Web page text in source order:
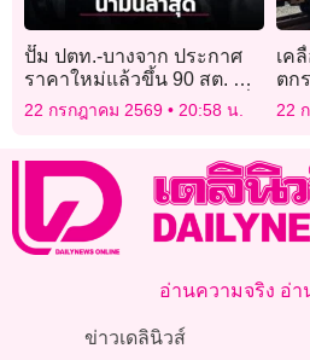
ปั๊ม ปตท.-บางจาก ประกาศ
ราคาใหม่แล้วขึ้น 90 สต. ทุก
ชนิดตาม กบน. แจงยิบเหตุที่
ต้องขึ้น
22 กรกฎาคม 2569 20:58 น.
เค
ตก
ปล
22
อ่านความจริง อ่า
ข่าวเดลินิวส์